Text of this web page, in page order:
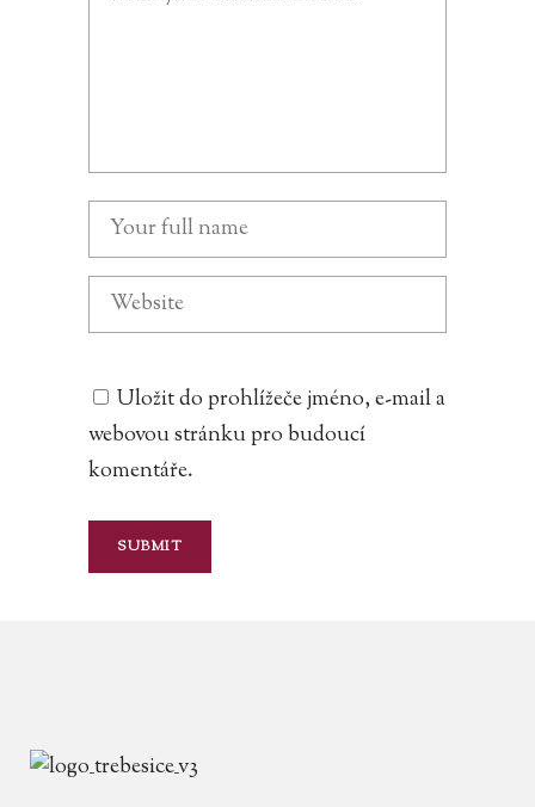
Uložit do prohlížeče jméno, e-mail a
webovou stránku pro budoucí
komentáře.